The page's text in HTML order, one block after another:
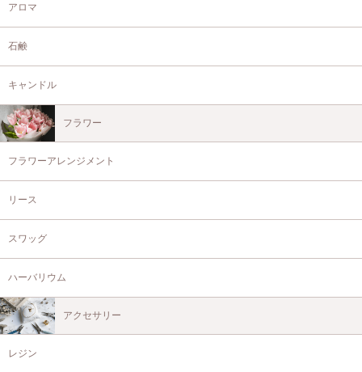
アロマ
石鹸
キャンドル
フラワー
フラワーアレンジメント
リース
スワッグ
ハーバリウム
アクセサリー
レジン